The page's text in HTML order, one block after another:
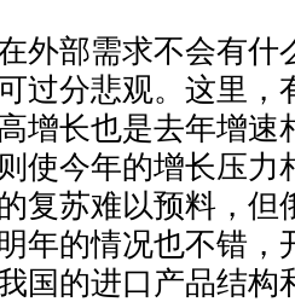
部需求不会有什
过分悲观。这里，
增长也是去年增
使今年的增长压力
复苏难以预料，但
年的情况也不错，
国的进口产品结构